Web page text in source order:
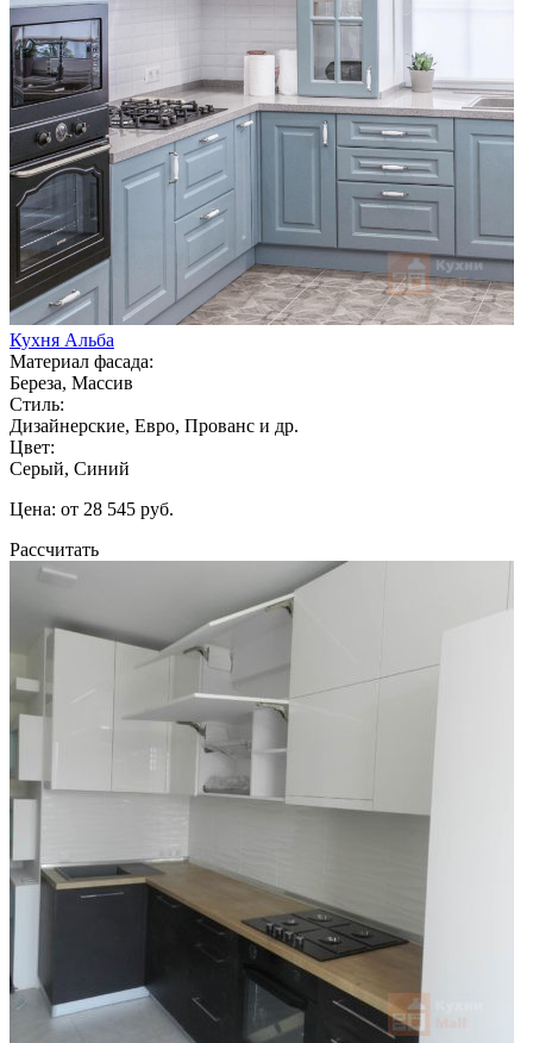
Кухня Альба
Материал фасада:
Береза, Массив
Стиль:
Дизайнерские, Евро, Прованс и др.
Цвет:
Серый, Синий
Цена: от 28 545 руб.
Рассчитать